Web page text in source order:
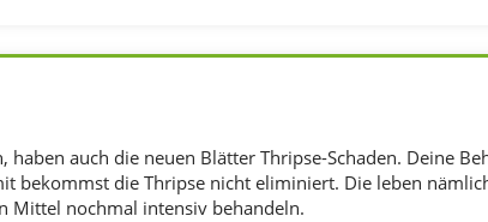
haben auch die neuen Blätter Thripse-Schaden. Deine
bekommst die Thripse nicht eliminiert. Die leben
Mittel nochmal intensiv behandeln.